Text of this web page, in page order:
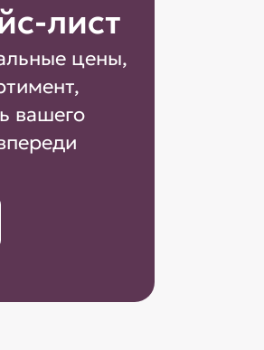
лист
цены,
вашего